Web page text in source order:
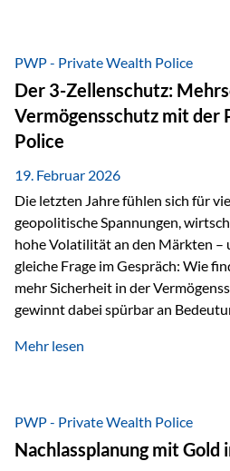
Währungen: +11,5 % Bereits 2025
starkes Jahr: +64,4 % in USD
Währungen: +56,6 % Langfristig
solides…
PWP - Private Wealth Police
Der 3-Zellenschutz:
Vermögensschutz mit der
Police
19. Februar 2026
Die letzten Jahre fühlen sich für
geopolitische Spannungen,
hohe Volatilität an den Märkten –
gleiche Frage im Gespräch: Wie
mehr Sicherheit in der
gewinnt dabei spürbar an
Wer Vermögen ausschließlich in
Liechtenstein eine Rolle spielen:
Euro, mit einem eigenständigen
Und genau an dieser Stelle setzt
Mehr lesen
PWP - Private Wealth Police
Nachlassplanung mit Gold